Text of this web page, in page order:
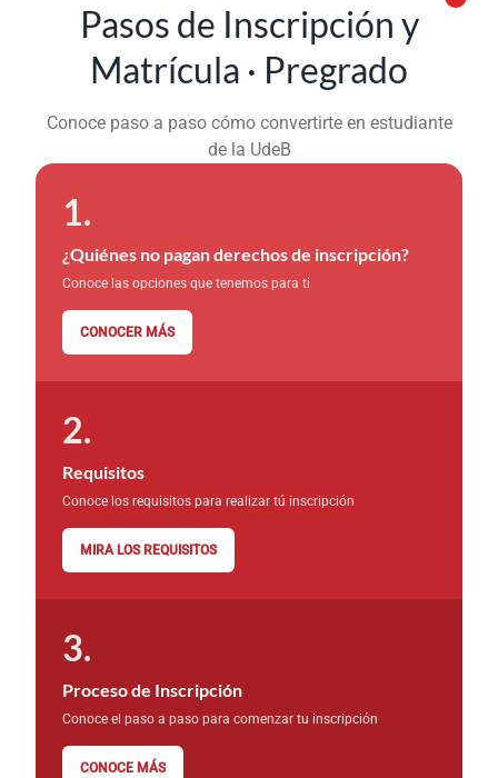
Pasos de Inscripción y
Matrícula · Pregrado
Conoce paso a paso cómo convertirte en estudiante
de la UdeB
¿Quiénes no pagan derechos de inscripción?
Conoce las opciones que tenemos para ti
CONOCER MÁS
Requisitos
Conoce los requisitos para realizar tú inscripción
MIRA LOS REQUISITOS
Proceso de Inscripción
Conoce el paso a paso para comenzar tu inscripción
CONOCE MÁS